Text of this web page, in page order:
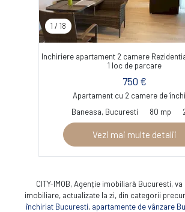
1 / 18
Inchiriere apartament 2 camere
1 loc de parcare
750 €
Apartament cu 2 camere de
Baneasa, Bucuresti
80 mp
Vezi mai multe detalii
CITY-IMOB, Agenție imobiliară Bucuresti,
imobiliare, actualizate la zi, din categorii
închiriat Bucuresti, apartamente de vânzare